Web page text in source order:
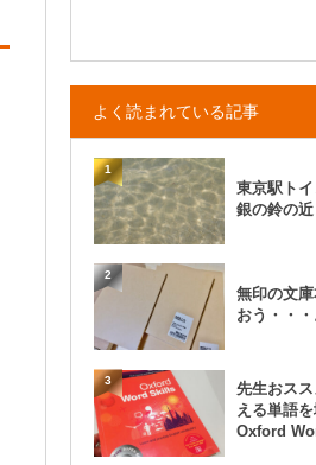
よく読まれている記事
1
東京駅ト
銀の鈴の近
2
無印の文
おう・・・
3
先生おス
える単語を
Oxford